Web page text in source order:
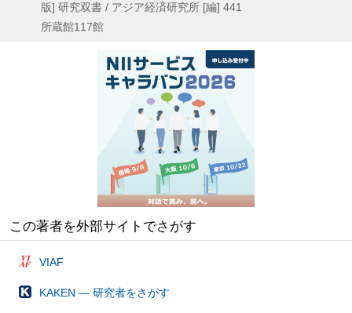
版] 研究双書 / アジア経済研究所 [編] 441
所蔵館117館
この著者を外部サイトでさがす
VIAF
KAKEN — 研究者をさがす